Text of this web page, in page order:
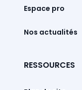
Espace pro
Nos actualités
RESSOURCES